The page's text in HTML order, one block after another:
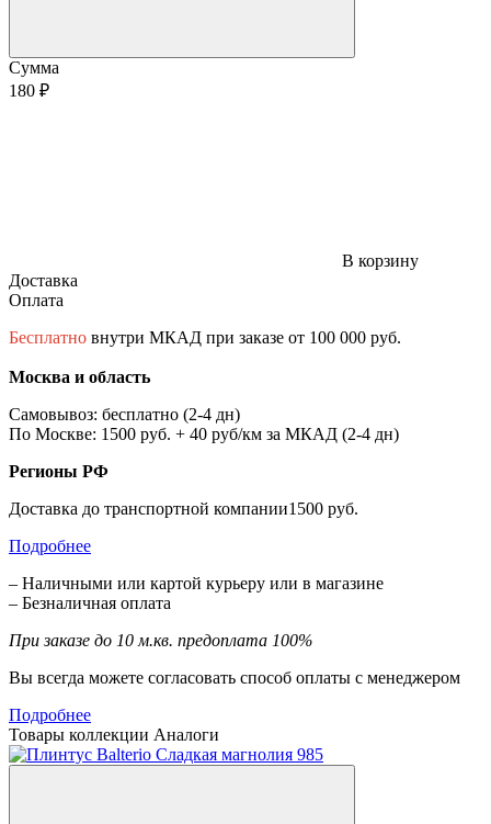
Сумма
180 ₽
В корзину
Доставка
Оплата
Бесплатно внутри МКАД при заказе от 100 000 руб.
Москва и область
Самовывоз: бесплатно (2-4 дн)
По Москве: 1500 руб. + 40 руб/км за МКАД (2-4 дн)
Регионы РФ
Доставка до транспортной компании1500 руб.
Подробнее
– Наличными или картой курьеру или в магазине
– Безналичная оплата
При заказе до 10 м.кв. предоплата 100%
Вы всегда можете согласовать способ оплаты с менеджером
Подробнее
Товары коллекции Аналоги